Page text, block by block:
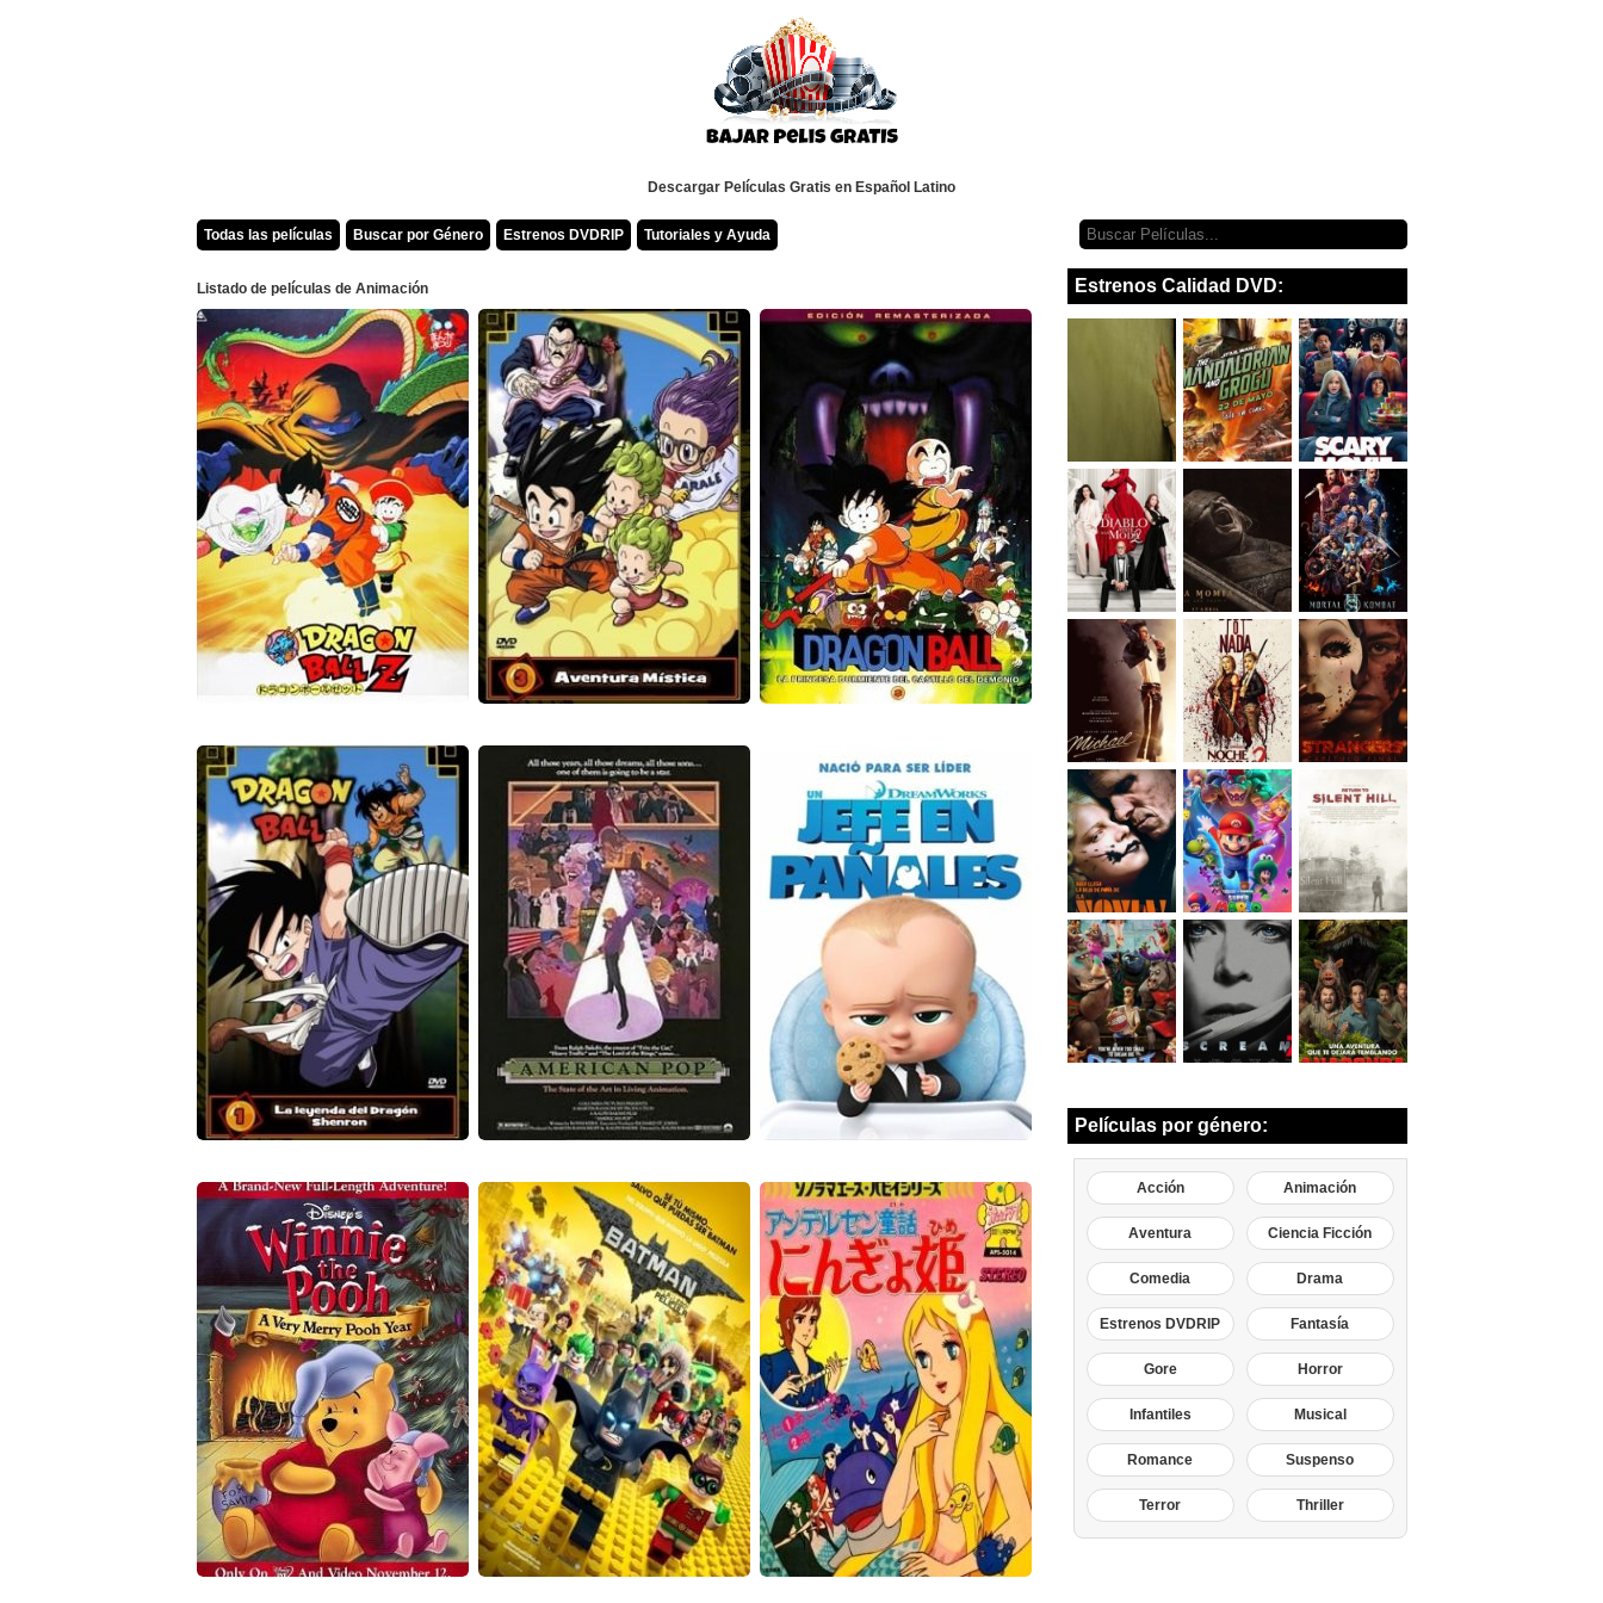
Descargar Películas Gratis en Español Latino
Todas las películas Buscar por Género Estrenos DVDRIP Tutoriales y Ayuda
Listado de películas de Animación Estrenos Calidad DVD:
Películas por género:
Acción Animación
Aventura Ciencia Ficción
Comedia Drama
Estrenos DVDRIP Fantasía
Gore Horror
Infantiles Musical
Romance Suspenso
Terror Thriller